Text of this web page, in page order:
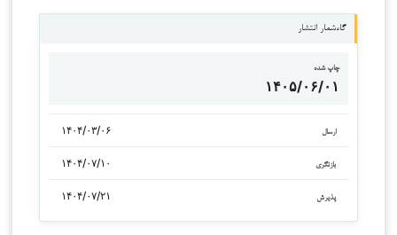
گاه‌شمار انتشار
چاپ شده
۱۴۰۵/۰۶/۰۱
ارسال ۱۴۰۴/۰۳/۰۶
بازنگری ۱۴۰۴/۰۷/۱۰
پذیرش ۱۴۰۴/۰۷/۲۱